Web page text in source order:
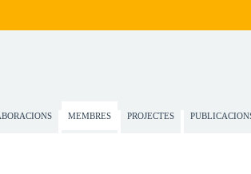
MEMBRES PROJECTES